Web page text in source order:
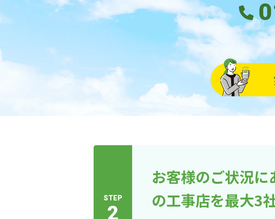
STEP
2
お客様のご状況
の工事店を最大3